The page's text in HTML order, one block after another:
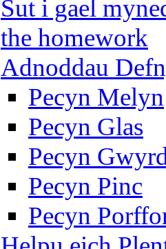
Sut i gael
the homework
Adnoddau
Pecyn Melyn
Pecyn Glas
Pecyn
Pecyn Pinc
Pecyn